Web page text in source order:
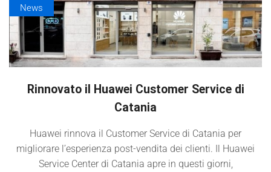
News
Rinnovato il Huawei Customer Service di
Catania
Huawei rinnova il Customer Service di Catania per
migliorare l’esperienza post-vendita dei clienti. Il Huawei
Service Center di Catania apre in questi giorni,